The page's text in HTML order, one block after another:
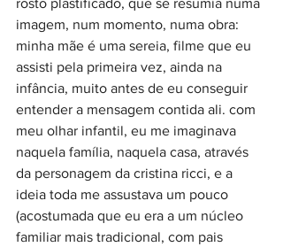
rosto plastificado, que se resumia numa
imagem, num momento, numa obra:
minha mãe é uma sereia, filme que eu
assisti pela primeira vez, ainda na
infância, muito antes de eu conseguir
entender a mensagem contida ali. com
meu olhar infantil, eu me imaginava
naquela família, naquela casa, através
da personagem da cristina ricci, e a
ideia toda me assustava um pouco
(acostumada que eu era a um núcleo
familiar mais tradicional, com pais